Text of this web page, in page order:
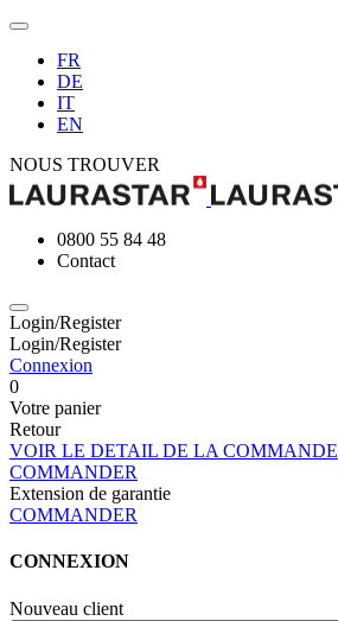
FR
DE
IT
EN
NOUS TROUVER
0800 55 84 48
Contact
Login/Register
Login/Register
Connexion
0
Votre panier
Retour
VOIR LE DETAIL DE LA COMMANDE
COMMANDER
Extension de garantie
COMMANDER
CONNEXION
Nouveau client